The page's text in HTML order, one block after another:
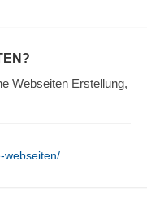
Webseiten Erstellung,
webseiten/